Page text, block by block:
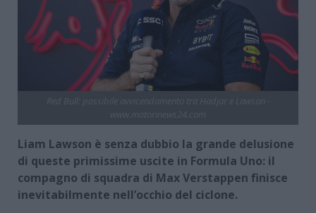
Liam Lawson è senza dubbio la grande delusione
di queste primissime uscite in Formula Uno: il
compagno di squadra di Max Verstappen finisce
inevitabilmente nell’occhio del ciclone.